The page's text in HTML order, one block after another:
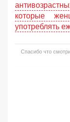
которые
употреблять
Спасибо что